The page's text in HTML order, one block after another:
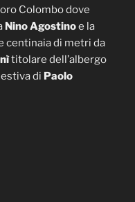
Colombo dove
Nino Agostinoe la
centinaia di metri da
titolare dell’albergo
di Paolo